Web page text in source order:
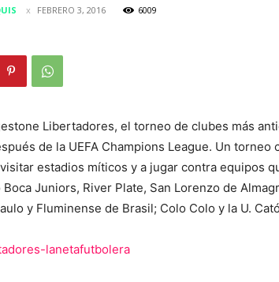
FEBRERO 3, 2016 6009
Libertadores, el torneo de clubes más
de la UEFA Champions League. Un
estadios míticos y a jugar contra equipos
Boca Juniors, River Plate, San Lorenzo de
y Fluminense de Brasil; Colo Colo y la U.